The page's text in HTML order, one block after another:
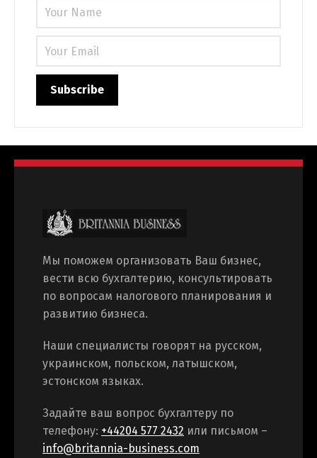
Мы поможем организовать Ваш бизнес,
вести всю бухгалтерию, консультировать
по вопросам налогового планирования и
развитию бизнеса.
Наши специалисты говорят на русском,
украинском, польском, латышском,
эстонском языках.
Задайте ваш вопрос бухгалтеру по
телефону: +44204 577 2432 или письмом –
info@britannia-business.com